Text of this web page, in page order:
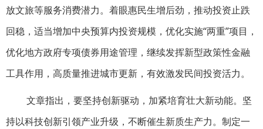
放文旅等服务消费潜力。着眼惠民生增后劲，推动投资止跌
回稳，适当增加中央预算内投资规模，优化实施“两重”项目，
优化地方政府专项债券用途管理，继续发挥新型政策性金融
工具作用，高质量推进城市更新，有效激发民间投资活力。
文章指出，要坚持创新驱动，加紧培育壮大新动能。坚
持以科技创新引领产业升级，不断催生新质生产力。制定一